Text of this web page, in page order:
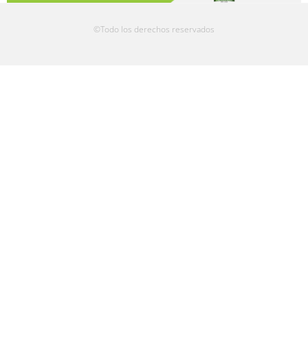
©Todo los derechos reservados